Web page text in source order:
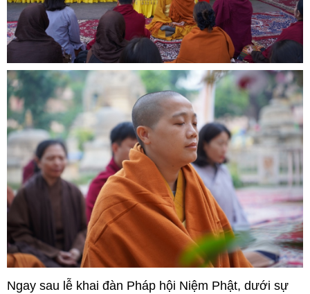
Ngay sau lễ khai đàn Pháp hội Niệm Phật, dưới sự